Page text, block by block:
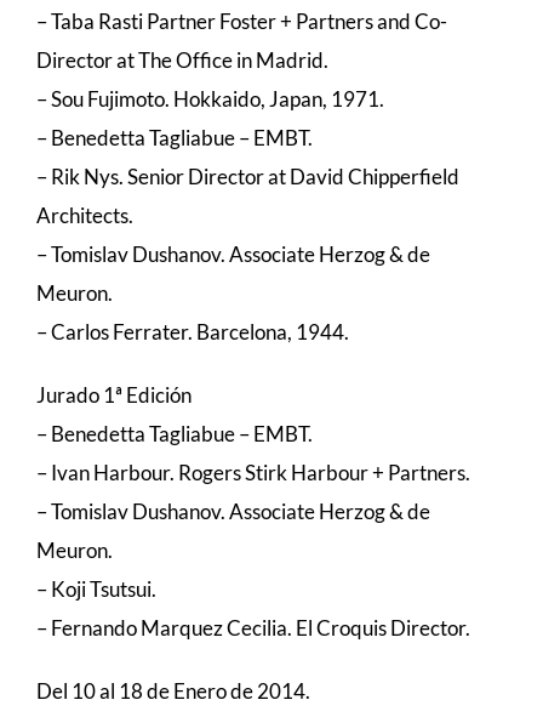
– Taba Rasti Partner Foster + Partners and Co-
Director at The Office in Madrid.
– Sou Fujimoto. Hokkaido, Japan, 1971.
– Benedetta Tagliabue – EMBT.
– Rik Nys. Senior Director at David Chipperfield
Architects.
– Tomislav Dushanov. Associate Herzog & de
Meuron.
– Carlos Ferrater. Barcelona, 1944.
Jurado 1ª Edición
– Benedetta Tagliabue – EMBT.
– Ivan Harbour. Rogers Stirk Harbour + Partners.
– Tomislav Dushanov. Associate Herzog & de
Meuron.
– Koji Tsutsui.
– Fernando Marquez Cecilia. El Croquis Director.
Del 10 al 18 de Enero de 2014.